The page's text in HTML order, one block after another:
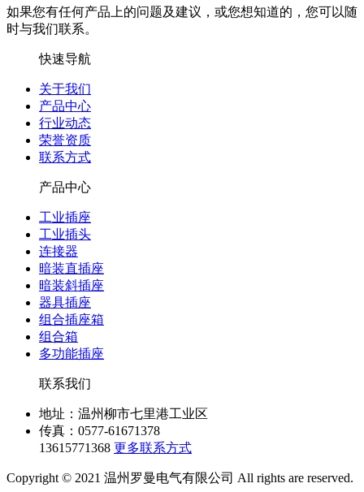
如果您有任何产品上的问题及建议，或您想知道的，您可以随
时与我们联系。
快速导航
关于我们
产品中心
行业动态
荣誉资质
联系方式
产品中心
工业插座
工业插头
连接器
暗装直插座
暗装斜插座
器具插座
组合插座箱
组合箱
多功能插座
联系我们
地址：温州柳市七里港工业区
传真：0577-61671378
13615771368 更多联系方式
Copyright © 2021 温州罗曼电气有限公司 All rights are reserved.